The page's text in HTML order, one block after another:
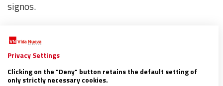
signos.
Privacy Settings
Clicking on the "Deny" button retains the default setting of
only strictly necessary cookies.